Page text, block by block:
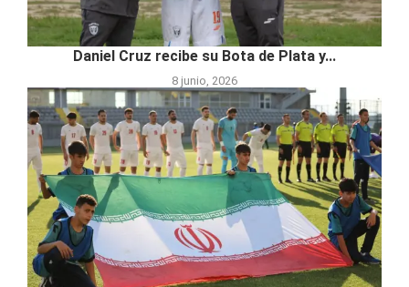
Daniel Cruz recibe su Bota de Plata y...
8 junio, 2026